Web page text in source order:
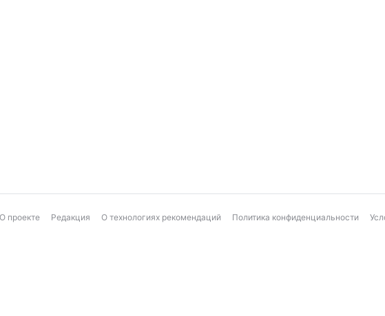
О проекте Редакция О технологиях рекомендаций Политика конфиденциальности